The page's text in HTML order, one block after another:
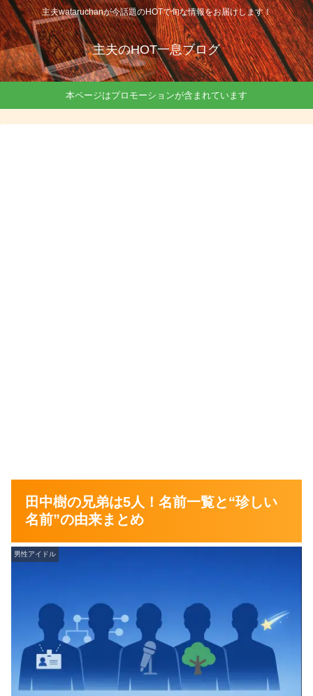
主夫wataruchanが今話題のHOTで旬な情報をお届けします！
主夫のHOT一息ブログ
本ページはプロモーションが含まれています
田中樹の兄弟は5人！名前一覧と“珍しい
名前”の由来まとめ
男性アイドル